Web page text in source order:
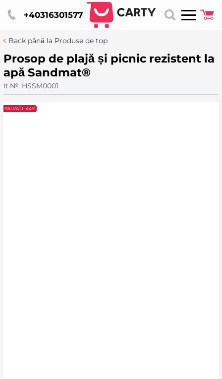
+40316301577
Back până la Produse de top
Prosop de plajă și picnic rezistent la
apă Sandmat®
It.№: HSSM0001
SALVAȚI -44%